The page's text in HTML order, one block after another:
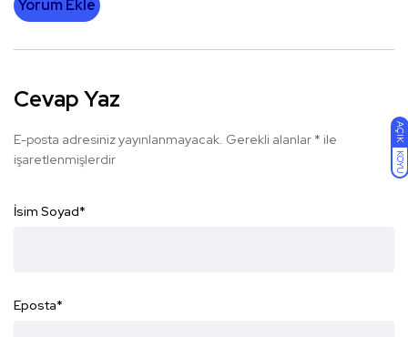
AÇIK
KOYU
Yorum Ekle
Cevap Yaz
E-posta adresiniz yayınlanmayacak. Gerekli alanlar * ile
işaretlenmişlerdir
İsim Soyad*
Eposta*